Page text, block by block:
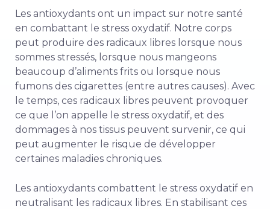
Les antioxydants ont un impact sur notre santé
en combattant le stress oxydatif. Notre corps
peut produire des radicaux libres lorsque nous
sommes stressés, lorsque nous mangeons
beaucoup d’aliments frits ou lorsque nous
fumons des cigarettes (entre autres causes). Avec
le temps, ces radicaux libres peuvent provoquer
ce que l’on appelle le stress oxydatif, et des
dommages à nos tissus peuvent survenir, ce qui
peut augmenter le risque de développer
certaines maladies chroniques.
Les antioxydants combattent le stress oxydatif en
neutralisant les radicaux libres. En stabilisant ces